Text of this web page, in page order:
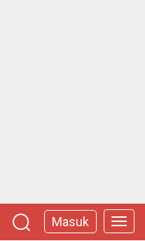
Masuk